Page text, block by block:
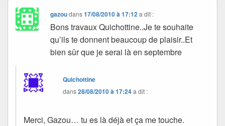
gazoudans17/08/2010 à 17:12 a dit :
Bons travaux Quichottine..Je te souhaite
qu’ils te donnent beaucoup de plaisir..Et
bien sûr que je serai là en septembre
Quichottine
dans28/08/2010 à 17:24a dit :
Merci, Gazou… tu es là déjà et ça me touche.